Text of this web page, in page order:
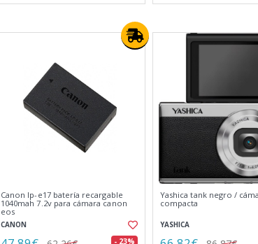
Canon lp-e17 batería recargable
1040mah 7.2v para cámara canon
eos
CANON
- 23%
Yashica tank negro /
compacta
YASHICA